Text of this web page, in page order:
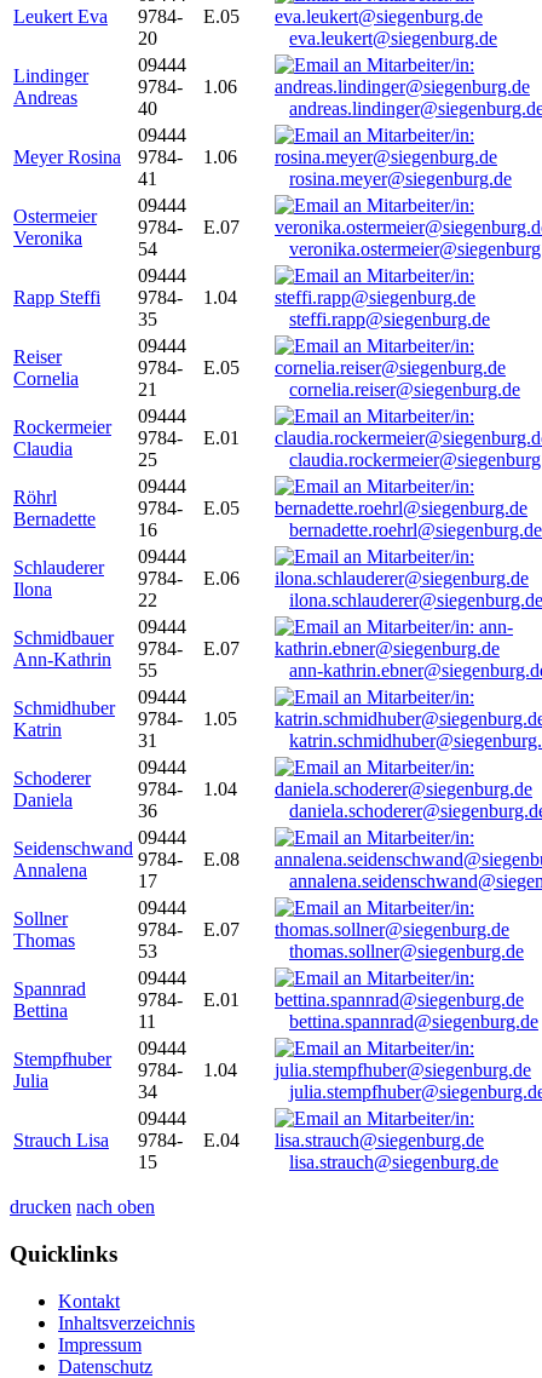
Leukert Eva
9784-
20
E.05
eva.leukert@siegenburg.de
Lindinger
Andreas
09444
9784-
40
1.06
Meyer Rosina
09444
9784-
41
1.06
rosina.meyer@siegenburg.de
Ostermeier
Veronika
09444
9784-
54
E.07
Rapp Steffi
09444
9784-
35
1.04
steffi.rapp@siegenburg.de
Reiser
Cornelia
09444
9784-
21
E.05
cornelia.reiser@siegenburg.de
Rockermeier
Claudia
09444
9784-
25
E.01
Röhrl
Bernadette
09444
9784-
16
E.05
bernadette.roehrl@siegenburg.de
Schlauderer
Ilona
09444
9784-
22
E.06
ilona.schlauderer@siegenburg.de
Schmidbauer
Ann-Kathrin
09444
9784-
55
E.07
ann-
Schmidhuber
Katrin
09444
9784-
31
1.05
Schoderer
Daniela
09444
9784-
36
1.04
Seidenschwand
Annalena
09444
9784-
17
E.08
Sollner
Thomas
09444
9784-
53
E.07
thomas.sollner@siegenburg.de
Spannrad
Bettina
09444
9784-
11
E.01
bettina.spannrad@siegenburg.de
Stempfhuber
Julia
09444
9784-
34
1.04
Strauch Lisa
09444
9784-
15
E.04
lisa.strauch@siegenburg.de
drucken nach oben
Quicklinks
Kontakt
Inhaltsverzeichnis
Impressum
Datenschutz